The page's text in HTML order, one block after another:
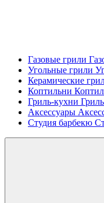
Газовые грили
Угольные грили
Керамические
Коптильни
Гриль-кухни
Аксессуары
Студия барбекю